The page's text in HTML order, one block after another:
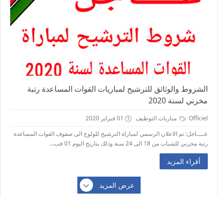
الشروط والوثائق للترشيح لمباريات القوات المساعدة رتبة
مخزني لسنة 2020
Officiel مباريات التوظيف
01 فبراير 2020
عــــاجل: تم الاعلان الرسمي لمباراة الترشيح للولوج الى صفوف القوات المساعدة
رتبة مخزني للشباب من 18 الى 24 سنة وذلك بتاريخ اليوم 01 فب...
أقراء المزيد
عرض المزيد